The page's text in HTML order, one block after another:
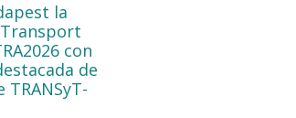
la
con
de